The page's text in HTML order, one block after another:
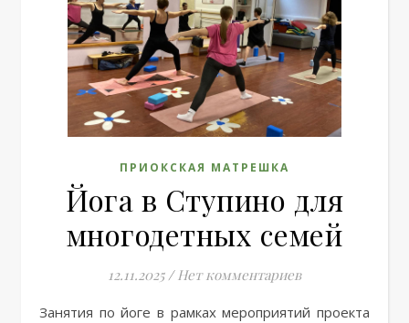
ПРИОКСКАЯ МАТРЕШКА
Йога в Ступино для
многодетных семей
12.11.2025 / Нет комментариев
Занятия по йоге в рамках мероприятий проекта